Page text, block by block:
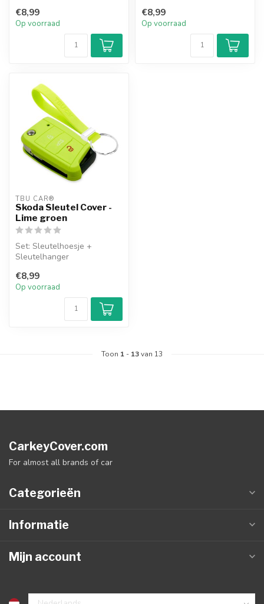
€8,99
Op voorraad
€8,99
Op voorraad
TBU CAR®
Skoda Sleutel Cover -
Lime groen
Set: Sleutelhoesje +
Sleutelhanger
€8,99
Op voorraad
Toon 1 - 13van 13
CarkeyCover.com
For almost all brands of car
Categorieën
Informatie
Mijn account